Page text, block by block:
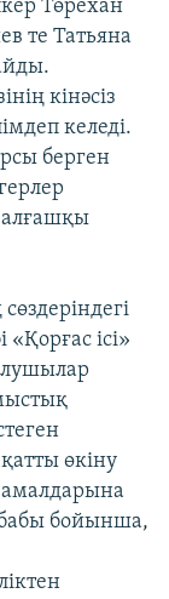
Төрехан
те Татьяна
кінәсіз
келеді.
берген
ісі»
өкіну
бойынша,